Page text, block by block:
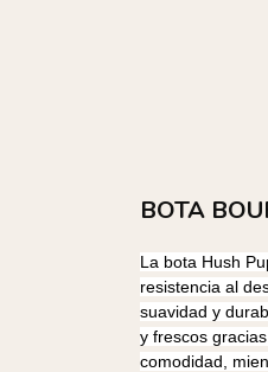
BOTA
La bota Hush
resistencia al
suavidad y
y frescos
comodidad,